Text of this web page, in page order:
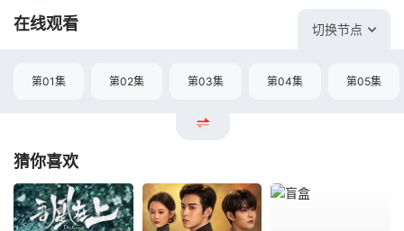
在线观看 切换节点
第01集 第02集 第03集 第04集 第05集
猜你喜欢